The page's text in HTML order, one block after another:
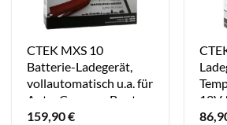
CTEK MXS 10
Batterie-Ladegerät,
vollautomatisch u.a. für
Auto, Caravan, Boot
12V 10A EU
159,90€
12V